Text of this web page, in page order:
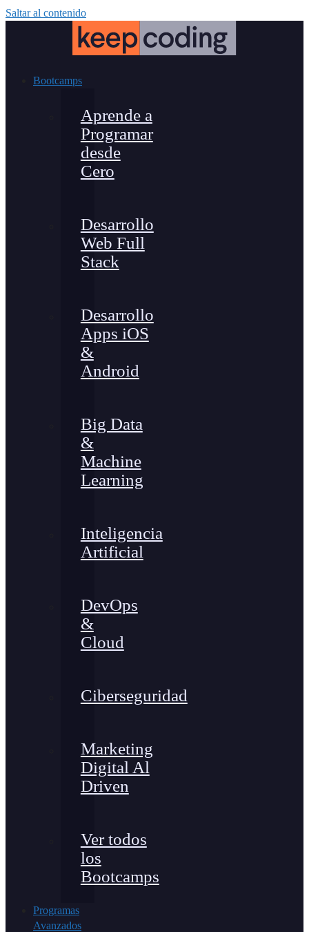
Saltar al contenido
Bootcamps
Aprende a
Programar
desde
Cero
Desarrollo
Web Full
Stack
Desarrollo
Apps iOS
&
Android
Big Data
&
Machine
Learning
Inteligencia
Artificial
DevOps
&
Cloud
Ciberseguridad
Marketing
Digital Al
Driven
Ver todos
los
Bootcamps
Programas
Avanzados